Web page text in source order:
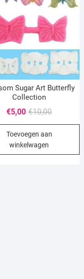
Sugar Art Butterfly
Collection
€10,00
prijs
was:
€5,00
Huidige
prijs
is:
Toevoegen aan
winkelwagen